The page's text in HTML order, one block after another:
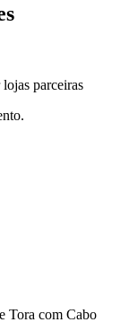
parceiras
Tora com Cabo